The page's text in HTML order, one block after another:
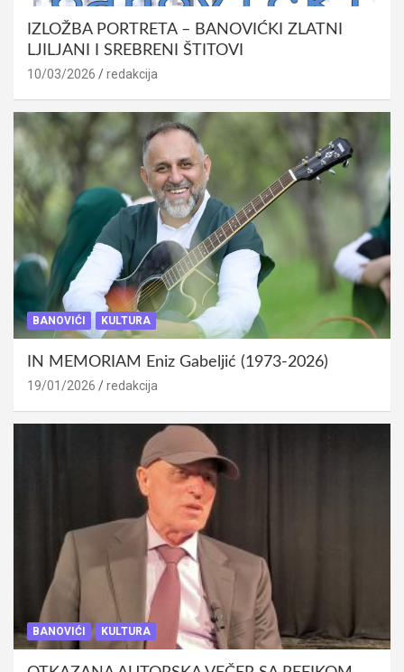
IZLOŽBA PORTRETA – BANOVIĆKI ZLATNI
LJILJANI I SREBRENI ŠTITOVI
10/03/2026 redakcija
BANOVIĆI KULTURA
IN MEMORIAM Eniz Gabeljić (1973-2026)
19/01/2026 redakcija
BANOVIĆI KULTURA